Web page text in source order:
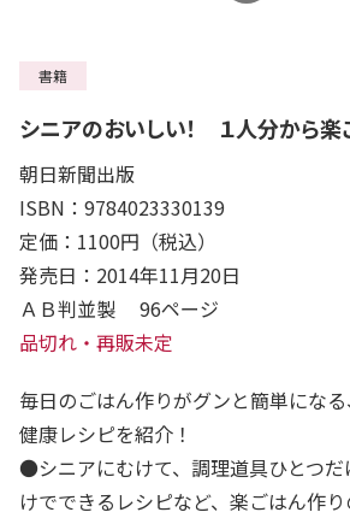
書籍
シニアのおいしい！ １人分から楽
朝日新聞出版
ISBN：9784023330139
定価：1100円（税込）
発売日：2014年11月20日
ＡＢ判並製 96ページ
品切れ・再販未定
毎日のごはん作りがグンと簡単にな
健康レシピを紹介！
●シニアにむけて、調理道具ひとつだ
けでできるレシピなど、楽ごはん作り